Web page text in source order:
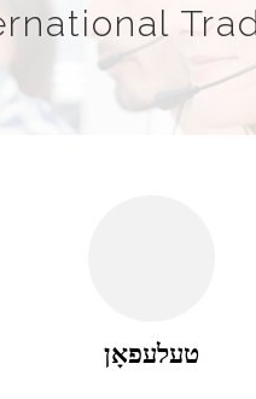
טעלעפאָן